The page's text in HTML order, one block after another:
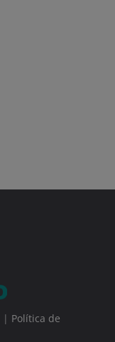
| Política de